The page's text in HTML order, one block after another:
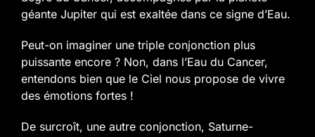
géante Jupiter qui est exaltée dans ce signe d’Eau.
Peut-on imaginer une triple conjonction plus
puissante encore ? Non, dans l’Eau du Cancer,
entendons bien que le Ciel nous propose de vivre
des émotions fortes !
De surcroît, une autre conjonction, Saturne-